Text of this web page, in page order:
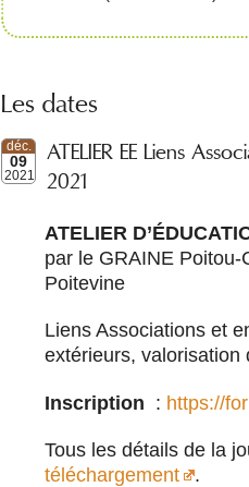
Les dates
déc.
09
2021
ATELIER EE Liens
2021
ATELIER
par le GRAINE
Poitevine
Liens Associations et
extérieurs, valorisation
Inscription : https://
Tous les détails de la
téléchargement
.